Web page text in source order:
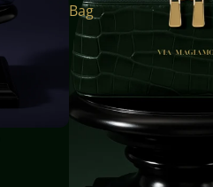
Bag